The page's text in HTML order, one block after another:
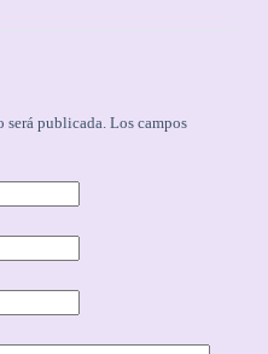
publicada. Los campos